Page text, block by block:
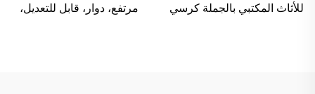
للأثاث المكتبي بالجملة كرسي
مرتفع، دوار، قابل للتعديل،